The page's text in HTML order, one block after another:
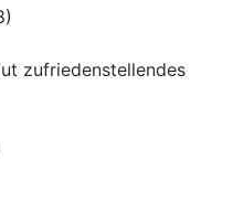
zufriedenstellendes